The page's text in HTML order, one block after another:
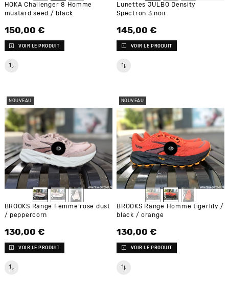
HOKA Challenger 8 Homme
mustard seed / black
Prix
150,00 €
VOIR LE PRODUIT
Lunettes JULBO Density
Spectron 3 noir
Prix
145,00 €
VOIR LE PRODUIT
NOUVEAU
BROOKS Range Femme rose dust
/ peppercorn
Prix
130,00 €
VOIR LE PRODUIT
NOUVEAU
BROOKS Range Homme tigerlily /
black / orange
Prix
130,00 €
VOIR LE PRODUIT